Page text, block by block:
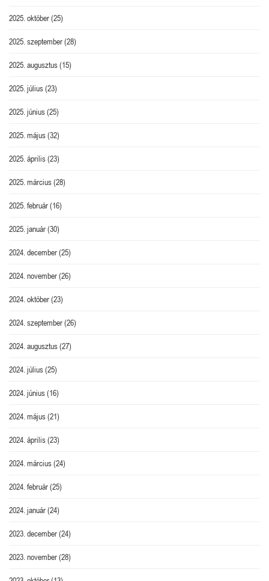
2025. október(25)
2025. szeptember(28)
2025. augusztus(15)
2025. július(23)
2025. június(25)
2025. május(32)
2025. április(23)
2025. március(28)
2025. február(16)
2025. január(30)
2024. december(25)
2024. november(26)
2024. október(23)
2024. szeptember(26)
2024. augusztus(27)
2024. július(25)
2024. június(16)
2024. május(21)
2024. április(23)
2024. március(24)
2024. február(25)
2024. január(24)
2023. december(24)
2023. november(28)